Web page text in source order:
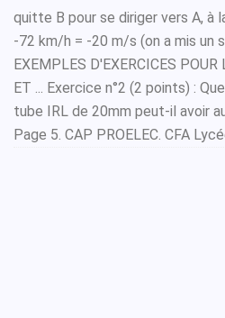
quitte B pour se diriger vers A, à
-72 km/h = -20 m/s (on a mis un
EXEMPLES D'EXERCICES POUR
ET ... Exercice n°2 (2 points) :
tube IRL de 20mm peut-il avoir
Page 5. CAP PROELEC. CFA